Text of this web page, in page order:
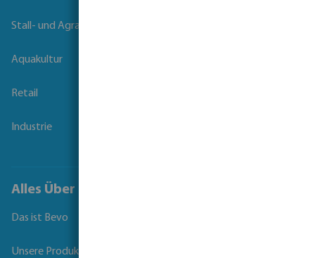
Stall- und Agrartechnik
Aquakultur
Retail
Industrie
Alles Über Bevo
Das ist Bevo
Unsere Produkte